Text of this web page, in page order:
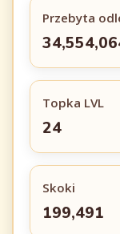
Przebyta
Topka LVL
24
Skoki
199,491